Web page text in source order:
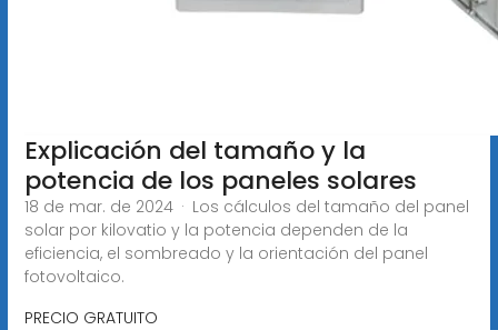
Explicación del tamaño y la
potencia de los paneles solares
18 de mar. de 2024 · Los cálculos del tamaño del panel
solar por kilovatio y la potencia dependen de la
eficiencia, el sombreado y la orientación del panel
fotovoltaico.
PRECIO GRATUITO